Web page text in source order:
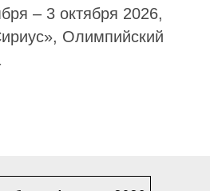
– 3 октября 2026,
Олимпийский